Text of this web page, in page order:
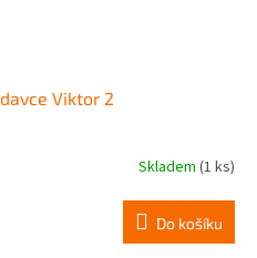
Viktor 2
Skladem (1 ks)
Do košíku